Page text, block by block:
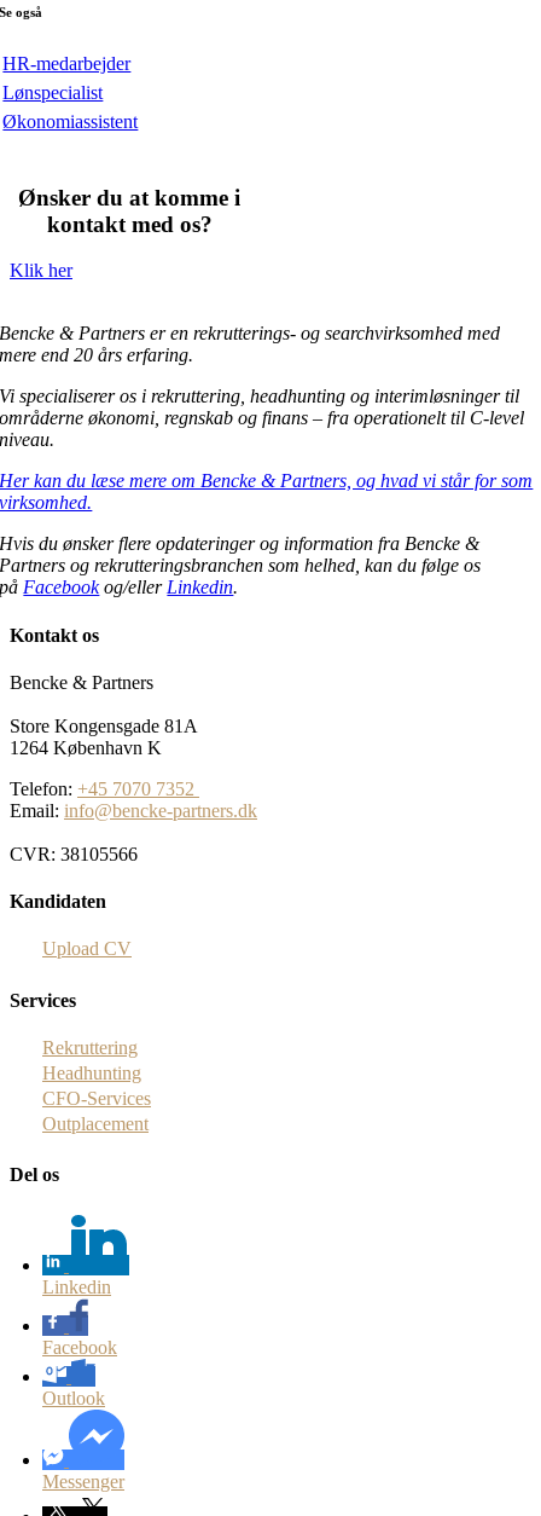
Se også
HR-medarbejder
Lønspecialist
Økonomiassistent
Ønsker du at komme i
kontakt med os?
Klik her
Bencke & Partners er en rekrutterings- og searchvirksomhed med
mere end 20 års erfaring.
Vi specialiserer os i rekruttering, headhunting og interimløsninger til
områderne økonomi, regnskab og finans – fra operationelt til C-level
niveau.
Her kan du læse mere om Bencke & Partners, og hvad vi står for som
virksomhed.
Hvis du ønsker flere opdateringer og information fra Bencke &
Partners og rekrutteringsbranchen som helhed, kan du følge os
på Facebookog/eller Linkedin.
Kontakt os
Bencke & Partners
Store Kongensgade 81A
1264 København K
Telefon: +45 7070 7352
Email: info@bencke-partners.dk
CVR: 38105566
Kandidaten
Upload CV
Services
Rekruttering
Headhunting
CFO-Services
Outplacement
Del os
Linkedin
Facebook
Outlook
Messenger